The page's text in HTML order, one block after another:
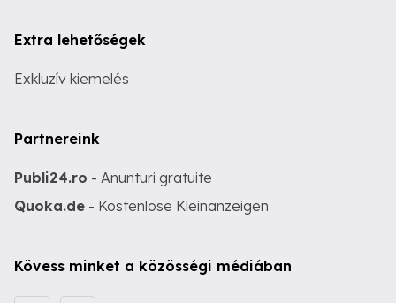
Extra lehetőségek
Exkluzív kiemelés
Partnereink
Publi24.ro - Anunturi gratuite
Quoka.de - Kostenlose Kleinanzeigen
Kövess minket a közösségi médiában